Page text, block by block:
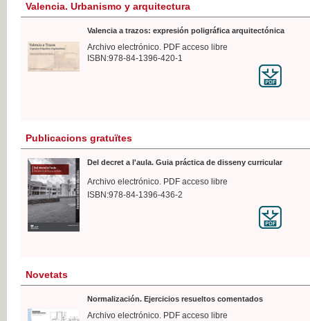
Valencia. Urbanismo y arquitectura
Valencia a trazos: expresión poligráfica arquitectónica
Archivo electrónico. PDF acceso libre
ISBN:978-84-1396-420-1
Publicacions gratuïtes
Del decret a l'aula. Guia práctica de disseny curricular
Archivo electrónico. PDF acceso libre
ISBN:978-84-1396-436-2
Novetats
Normalización. Ejercicios resueltos comentados
Archivo electrónico. PDF acceso libre